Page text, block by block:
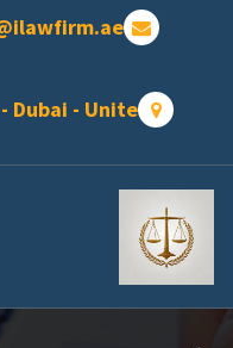
- Dubai - Unite